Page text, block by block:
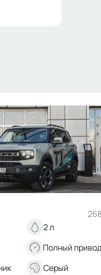
2 л
Полный привод
Серый